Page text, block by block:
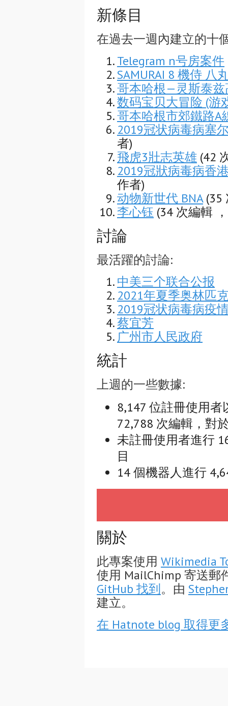
新條目
在過去一週內建立的十
Telegram n号房案件
SAMURAI 8 機侍 八
哥本哈根—灵斯泰兹
数码宝贝大冒险 (游
哥本哈根市郊鐵路A
2019冠状病毒病塞
者)
飛虎3壯志英雄 (42
2019冠狀病毒病香
作者)
动物新世代 BNA (35
李心钰 (34 次編輯
討論
最活躍的討論:
中美三个联合公报
2021年夏季奥林匹
2019冠状病毒病疫
蔡宜芳
广州市人民政府
統計
上週的一些數據:
8,147 位註冊使用
72,788 次編輯，對
未註冊使用者進行
目
14 個機器人進行
關於
此專案使用 Wikimedia
使用 MailChimp 寄送郵
GitHub 找到。由
建立。
在 Hatnote blog 取得更